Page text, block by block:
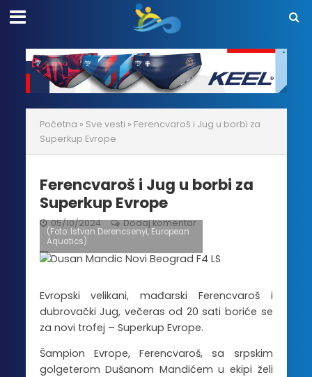
Početna » Sve vesti » Ferencvaroš i Jug u borbi za
Superkup Evrope
Ferencvaroš i Jug u borbi za
Superkup Evrope
05/10/2024 Dodaj komentar
(Foto: Istvan Derencsenyi, European
Aquatics)
Evropski velikani, mađarski Ferencvaroš i
dubrovački Jug, večeras od 20 sati boriće se
za novi trofej – Superkup Evrope.
Šampion Evrope, Ferencvaroš, sa srpskim
golgeterom Dušanom Mandićem u ekipi želi